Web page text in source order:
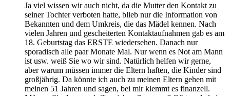
Ja viel wissen wir auch nicht, da die Mutter den Kontakt zu
seiner Tochter verboten hatte, blieb nur die Information von
Bekannten und dem Umkreis, die das Mädel kennen. Nach
vielen Jahren und gescheiterten Kontaktaufnahmen gab es am
18. Geburtstag das ERSTE wiedersehen. Danach nur
sporadisch alle paar Monate Mal. Nur wenn es Not am Mann
ist usw. weiß Sie wo wir sind. Natürlich helfen wir gerne,
aber warum müssen immer die Eltern haften, die Kinder sind
großjährig. Da könnte ich auch zu meinen Eltern gehen mit
meinen 51 Jahren und sagen, bei mir klemmt es finanzell.